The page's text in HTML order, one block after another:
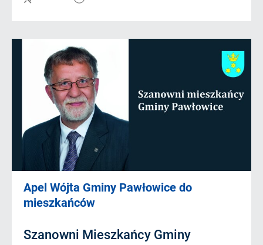
Apel Wójta Gminy Pawłowice do
mieszkańców
Szanowni Mieszkańcy Gminy